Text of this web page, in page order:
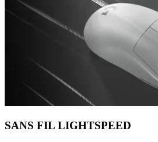
SANS FIL LIGHTSPEED